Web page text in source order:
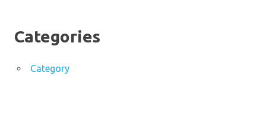
Categories
Category